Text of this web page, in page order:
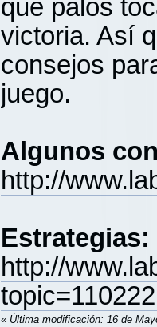
que palos
victoria. Así
consejos
juego.
Algunos
http://
Estrategias:
http://
« Última modificación: 16 de